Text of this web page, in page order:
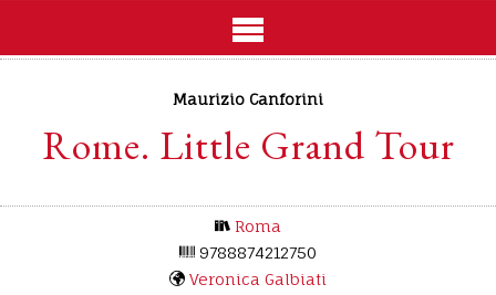
Maurizio Canforini
Rome. Little Grand Tour
Roma
9788874212750
Veronica Galbiati